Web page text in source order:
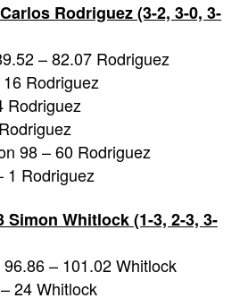
Rodriguez (3-2, 3-0, 3-
– 82.07 Rodriguez
Rodriguez
Rodriguez
98 – 60 Rodriguez
1 Rodriguez
Simon Whitlock (1-3, 2-3, 3-
– 101.02 Whitlock
24 Whitlock